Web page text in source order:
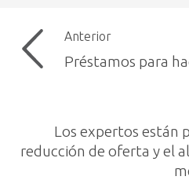
Anterior
Préstamos para
Los expertos están
reducción de oferta y el